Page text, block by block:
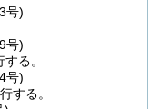
号)
号)
る。
号)
する。